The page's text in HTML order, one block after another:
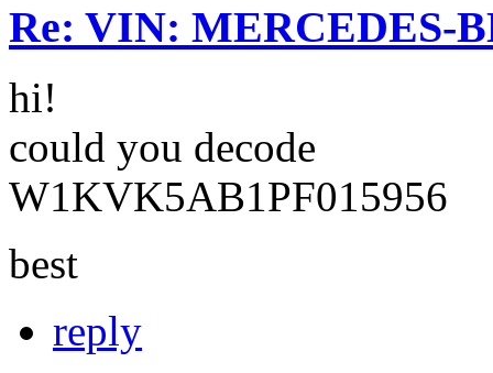
Re: VIN: MERCEDES-
hi!
could you decode
W1KVK5AB1PF015956
best
reply